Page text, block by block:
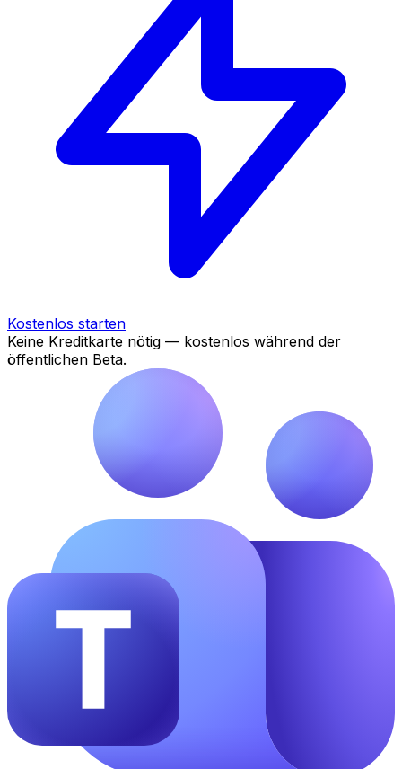
Kostenlos starten
Keine Kreditkarte nötig — kostenlos während der
öffentlichen Beta.